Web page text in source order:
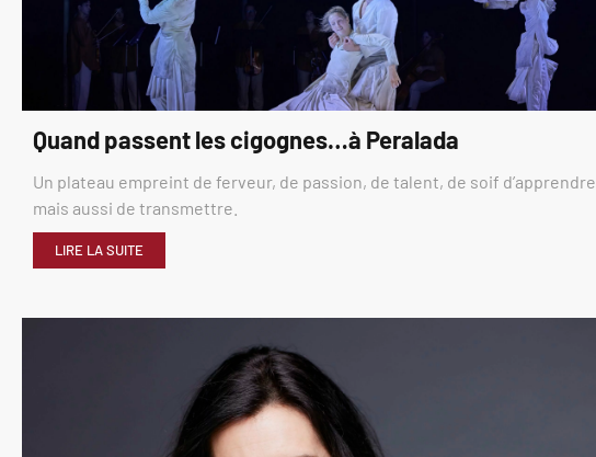
Quand passent les cigognes…à Peralada
Un plateau empreint de ferveur, de passion, de talent, de soif d’apprendre
mais aussi de transmettre.
LIRE LA SUITE